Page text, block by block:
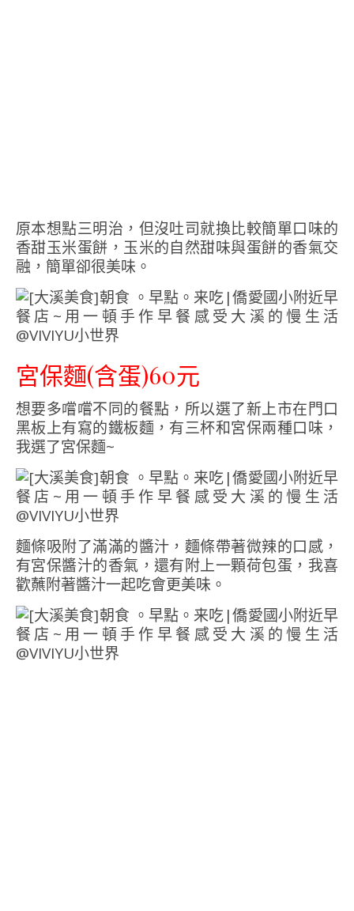
原本想點三明治，但沒吐司就換比較簡單口味的
香甜玉米蛋餅，玉米的自然甜味與蛋餅的香氣交
融，簡單卻很美味。
宮保麵(含蛋)60元
想要多嚐嚐不同的餐點，所以選了新上市在門口
黑板上有寫的鐵板麵，有三杯和宮保兩種口味，
我選了宮保麵~
麵條吸附了滿滿的醬汁，麵條帶著微辣的口感，
有宮保醬汁的香氣，還有附上一顆荷包蛋，我喜
歡蘸附著醬汁一起吃會更美味。